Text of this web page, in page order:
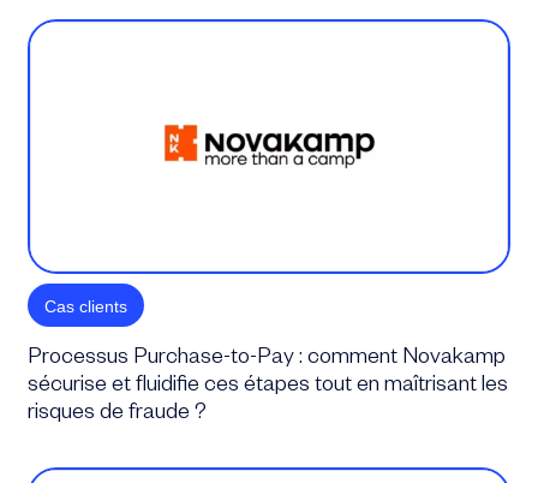
Cas clients
Processus Purchase-to-Pay : comment Novakamp
sécurise et fluidifie ces étapes tout en maîtrisant les
risques de fraude ?